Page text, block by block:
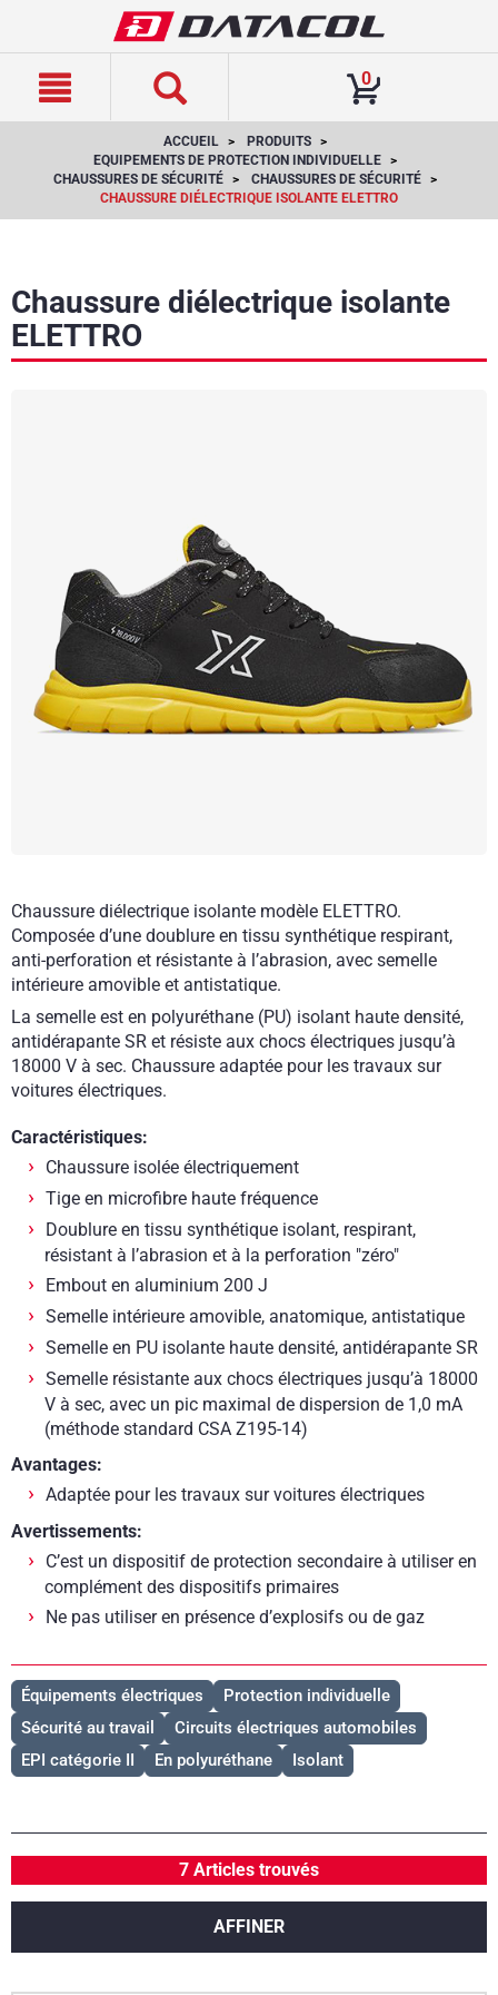
0
ACCUEIL
PRODUITS
EQUIPEMENTS DE PROTECTION INDIVIDUELLE
CHAUSSURES DE SÉCURITÉ
CHAUSSURES DE SÉCURITÉ
CHAUSSURE DIÉLECTRIQUE ISOLANTE ELETTRO
Chaussure diélectrique isolante
ELETTRO
Chaussure diélectrique isolante modèle ELETTRO.
Composée d’une doublure en tissu synthétique respirant,
anti-perforation et résistante à l’abrasion, avec semelle
intérieure amovible et antistatique.
La semelle est en polyuréthane (PU) isolant haute densité,
antidérapante SR et résiste aux chocs électriques jusqu’à
18000 V à sec. Chaussure adaptée pour les travaux sur
voitures électriques.
Caractéristiques:
Chaussure isolée électriquement
Tige en microfibre haute fréquence
Doublure en tissu synthétique isolant, respirant,
résistant à l’abrasion et à la perforation "zéro"
Embout en aluminium 200 J
Semelle intérieure amovible, anatomique, antistatique
Semelle en PU isolante haute densité, antidérapante SR
Semelle résistante aux chocs électriques jusqu’à 18000
V à sec, avec un pic maximal de dispersion de 1,0 mA
(méthode standard CSA Z195-14)
Avantages:
Adaptée pour les travaux sur voitures électriques
Avertissements:
C’est un dispositif de protection secondaire à utiliser en
complément des dispositifs primaires
Ne pas utiliser en présence d’explosifs ou de gaz
Équipements électriques
Protection individuelle
Sécurité au travail
Circuits électriques automobiles
EPI catégorie II
En polyuréthane Isolant
7 Articles trouvés
AFFINER